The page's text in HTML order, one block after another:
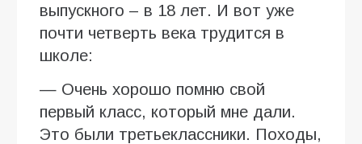
выпускного – в 18 лет. И вот уже
почти четверть века трудится в
школе:
— Очень хорошо помню свой
первый класс, который мне дали.
Это были третьеклассники. Походы,